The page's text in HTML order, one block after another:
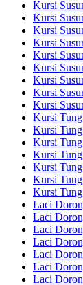
Kursi
Kursi
Kursi
Kursi
Kursi
Kursi
Kursi
Kursi
Kursi
Kursi
Kursi
Kursi
Kursi
Kursi
Kursi
Kursi
Laci
Laci
Laci
Laci
Laci
Laci
Laci